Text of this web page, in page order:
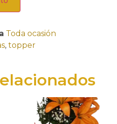
Toda ocasión
, topper